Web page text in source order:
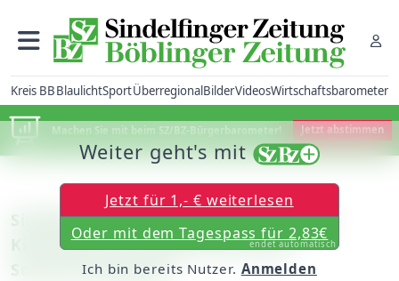
Kreis BBBlaulichtSportÜberregionalBilderVideosWirtschaftsbarometer
Machen Sie mit beim SZ/BZ-Bürgerbarometer! Jetzt abstimmen
Sindelfingen: 23 Mitveranstalter beim
Kinderfest zum Weltkindertag im
Sommerhofenpark
Weiter geht's mit
Jetzt für 1,- € weiterlesen
Oder mit dem Tagespass für 2,83€
endet automatisch
Ich bin bereits Nutzer. Anmelden